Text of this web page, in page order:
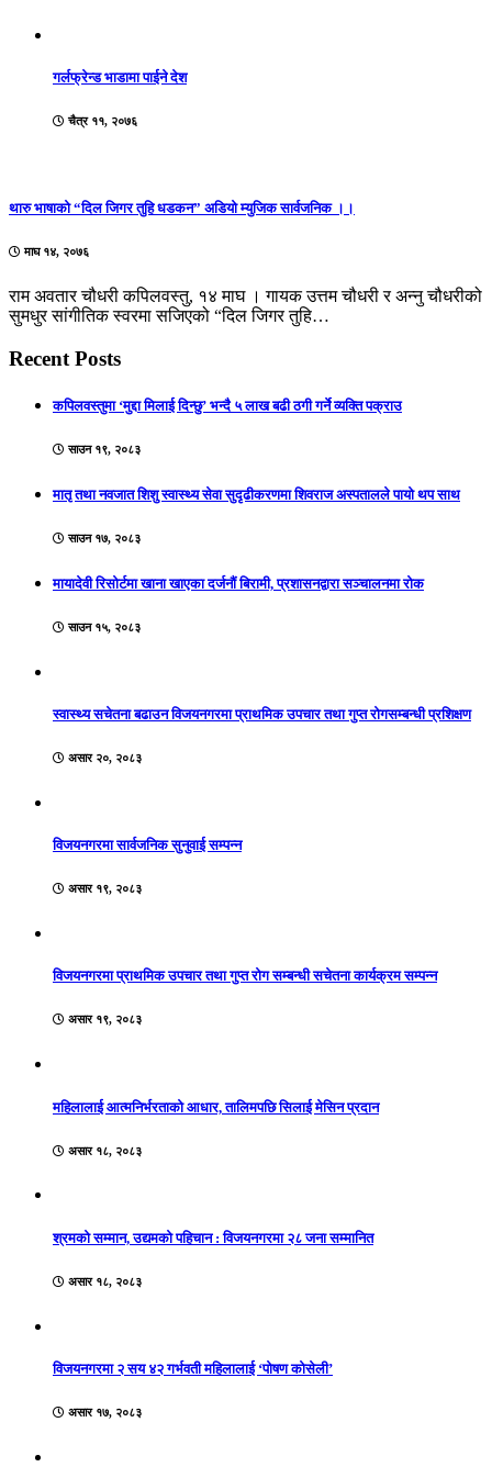
गर्लफ्रेन्ड भाडामा पाईने देश
चैत्र ११, २०७६
थारु भाषाको “दिल जिगर तुहि धडकन” अडियो म्युजिक सार्वजनिक ।।
माघ १४, २०७६
राम अवतार चौधरी कपिलवस्तु, १४ माघ । गायक उत्तम चौधरी र अन्नु चौधरीको
सुमधुर सांगीतिक स्वरमा सजिएको “दिल जिगर तुहि…
Recent Posts
कपिलवस्तुमा ‘मुद्दा मिलाई दिन्छु’ भन्दै ५ लाख बढी ठगी गर्ने व्यक्ति पक्राउ
साउन १९, २०८३
मातृ तथा नवजात शिशु स्वास्थ्य सेवा सुदृढीकरणमा शिवराज अस्पतालले पायो थप साथ
साउन १७, २०८३
मायादेवी रिसोर्टमा खाना खाएका दर्जनौं बिरामी, प्रशासनद्वारा सञ्चालनमा रोक
साउन १५, २०८३
स्वास्थ्य सचेतना बढाउन विजयनगरमा प्राथमिक उपचार तथा गुप्त रोगसम्बन्धी प्रशिक्षण
असार २०, २०८३
विजयनगरमा सार्वजनिक सुनुवाई सम्पन्न
असार १९, २०८३
विजयनगरमा प्राथमिक उपचार तथा गुप्त रोग सम्बन्धी सचेतना कार्यक्रम सम्पन्न
असार १९, २०८३
महिलालाई आत्मनिर्भरताको आधार, तालिमपछि सिलाई मेसिन प्रदान
असार १८, २०८३
श्रमको सम्मान, उद्यमको पहिचान : विजयनगरमा २८ जना सम्मानित
असार १८, २०८३
विजयनगरमा २ सय ४२ गर्भवती महिलालाई ‘पोषण कोसेली’
असार १७, २०८३